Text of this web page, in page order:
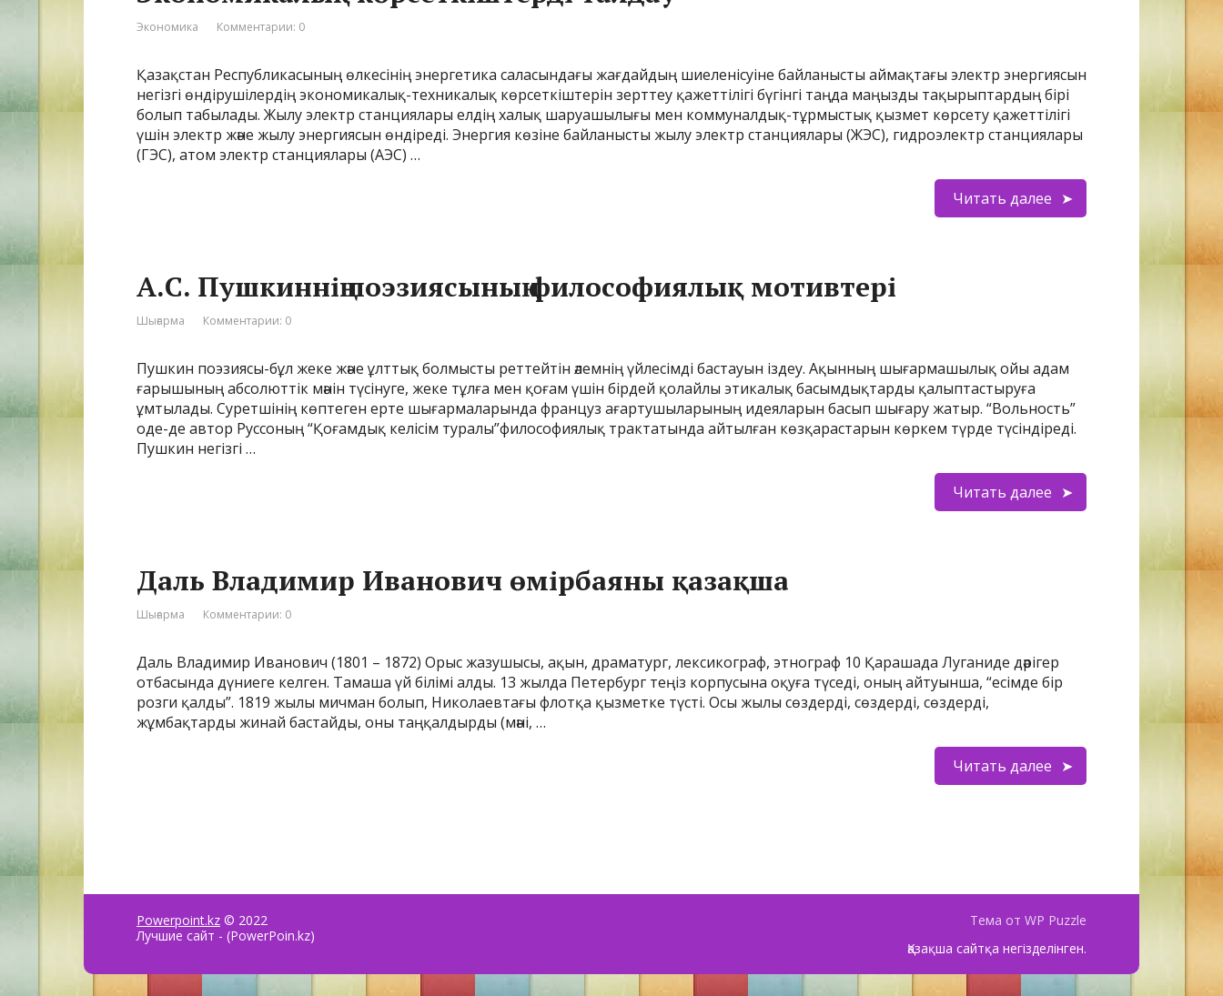
Экономика Комментарии: 0
Қазақстан Республикасының өлкесінің энергетика саласындағы жағдайдың шиеленісуіне байланысты аймақтағы электр энергиясын
негізгі өндірушілердің экономикалық-техникалық көрсеткіштерін зерттеу қажеттілігі бүгінгі таңда маңызды тақырыптардың бірі
болып табылады. Жылу электр станциялары елдің халық шаруашылығы мен коммуналдық-тұрмыстық қызмет көрсету қажеттілігі
үшін электр және жылу энергиясын өндіреді. Энергия көзіне байланысты жылу электр станциялары (ЖЭС), гидроэлектр станциялары
(ГЭС), атом электр станциялары (АЭС) …
Читать далее
А.С. Пушкиннің поэзиясының философиялық мотивтері
Шығарма Комментарии: 0
Пушкин поэзиясы-бұл жеке және ұлттық болмысты реттейтін әлемнің үйлесімді бастауын іздеу. Ақынның шығармашылық ойы адам
ғарышының абсолюттік мәнін түсінуге, жеке тұлға мен қоғам үшін бірдей қолайлы этикалық басымдықтарды қалыптастыруға
ұмтылады. Суретшінің көптеген ерте шығармаларында француз ағартушыларының идеяларын басып шығару жатыр. “Вольность”
оде-де автор Руссоның “Қоғамдық келісім туралы”философиялық трактатында айтылған көзқарастарын көркем түрде түсіндіреді.
Пушкин негізгі …
Читать далее
Даль Владимир Иванович өмірбаяны қазақша
Шығарма Комментарии: 0
Даль Владимир Иванович (1801 – 1872) Орыс жазушысы, ақын, драматург, лексикограф, этнограф 10 Қарашада Луганиде дәрігер
отбасында дүниеге келген. Тамаша үй білімі алды. 13 жылда Петербург теңіз корпусына оқуға түседі, оның айтуынша, “есімде бір
розги қалды”. 1819 жылы мичман болып, Николаевтағы флотқа қызметке түсті. Осы жылы сөздерді, сөздерді, сөздерді,
жұмбақтарды жинай бастайды, оны таңқалдырды (мәні, …
Читать далее
Powerpoint.kz © 2022
Лучшие сайт - (PowerPoin.kz)
Тема от WP Puzzle
Қазақша сайтқа негізделінген.